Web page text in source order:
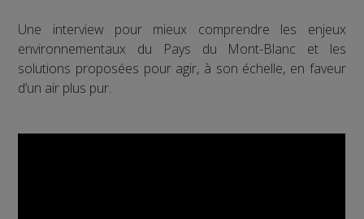
Une interview pour mieux comprendre les enjeux
environnementaux du Pays du Mont-Blanc et les
solutions proposées pour agir, à son échelle, en faveur
d’un air plus pur.